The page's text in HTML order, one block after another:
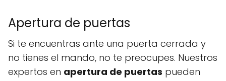
Apertura de puertas
Si te encuentras ante una puerta cerrada y
no tienes el mando, no te preocupes. Nuestros
expertos en apertura de puertas pueden